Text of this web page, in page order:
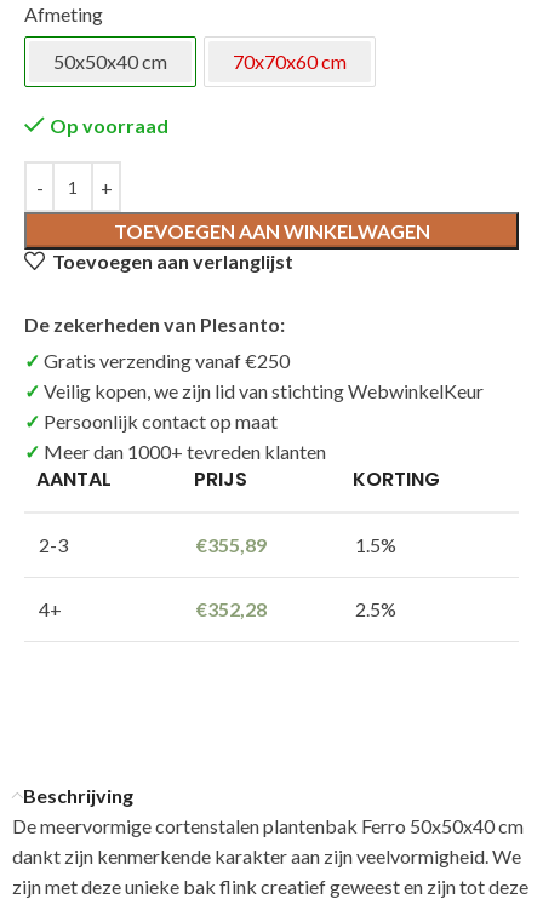
Afmeting
50x50x40 cm 70x70x60 cm
Op voorraad
TOEVOEGEN AAN WINKELWAGEN
Toevoegen aan verlanglijst
De zekerheden van Plesanto:
Gratis verzending vanaf €250
Veilig kopen, we zijn lid van stichting WebwinkelKeur
Persoonlijk contact op maat
Meer dan 1000+ tevreden klanten
AANTAL PRIJS KORTING
2-3 €355,89 1.5%
4+ €352,28 2.5%
Beschrijving
De meervormige cortenstalen plantenbak Ferro 50x50x40 cm
dankt zijn kenmerkende karakter aan zijn veelvormigheid. We
zijn met deze unieke bak flink creatief geweest en zijn tot deze